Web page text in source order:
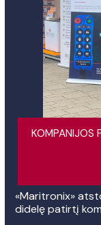
«Maritronix»
didelę patirtį
KOMPANIJOS